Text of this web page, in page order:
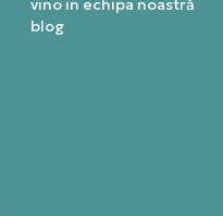
vino in echipa noastră
blog